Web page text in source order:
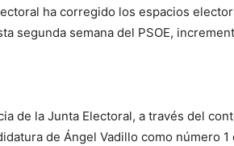
ha corregido los espacios
segunda semana del PSOE,
de la Junta Electoral, a través del
de Ángel Vadillo como número